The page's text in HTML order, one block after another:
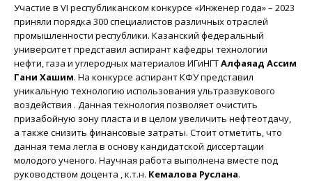
Участие в VI республиканском конкурсе «Инженер года» – 2023
приняли порядка 300 специалистов различных отраслей
промышленности республики. Казанский федеральный
университет представил аспирант кафедры технологии
нефти, газа и углеродных материалов ИГиНГТАлфаяад Ассим
Гани Хашим. На конкурсе аспирант КФУ представил
уникальную технологию использования ультразвукового
воздействия . Данная технология позволяет очистить
призабойную зону пласта и в целом увеличить нефтеотдачу,
а также снизить финансовые затраты. Стоит отметить, что
данная тема легла в основу кандидатской диссертации
молодого ученого. Научная работа выполнена вместе под
руководством доцента , к.т.н. Кемалова Руслана.